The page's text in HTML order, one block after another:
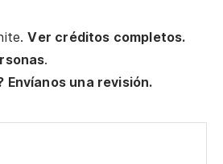
Ver créditos completos.
.
Envíanos una revisión.